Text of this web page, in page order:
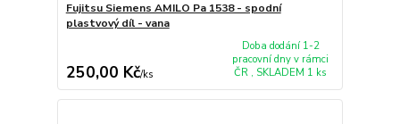
Fujitsu Siemens AMILO Pa 1538 - spodní
plastvový díl - vana
250,00 Kč/ks
Doba dodání 1-2
pracovní dny v rámci
ČR , SKLADEM 1 ks